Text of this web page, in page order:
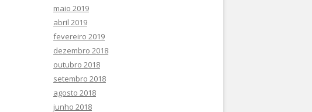
maio 2019
abril 2019
fevereiro 2019
dezembro 2018
outubro 2018
setembro 2018
agosto 2018
junho 2018